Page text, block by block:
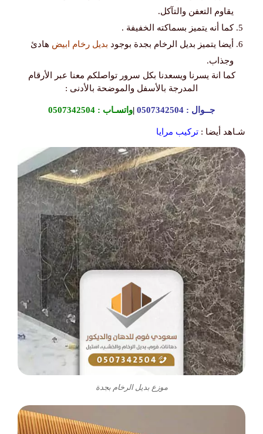
يقاوم التعفن والتآكل.
كما أنه يتميز بسماكته الخفيفة .
أيضا يتميز بديل الرخام بجدة بوجود بديل رخام ابيض هادئ
وجذاب.
كما انة يسرنا ويسعدنا بكل سرور تواصلكم معنا عبر الأرقام
المدرجة بالأسفل والموضحة بالأدنى :
جــوال : 0507342504
|واتسـاب : 0507342504
شـاهد أيضا : تركيب مرايا
موزع بديل الرخام بجدة